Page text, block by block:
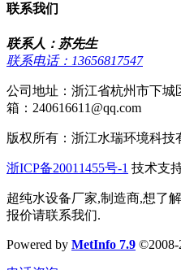
联系我们
联系人：苏先生
联系电话：13656817547
公司地址：浙江省杭州市下城
箱：240616611@qq.com
版权所有：浙江水瑞环境科技
浙ICP备20011455号-1 技术支
超纯水设备厂家,制造商,想了
报价请联系我们.
Powered by MetInfo 7.9 ©2008-